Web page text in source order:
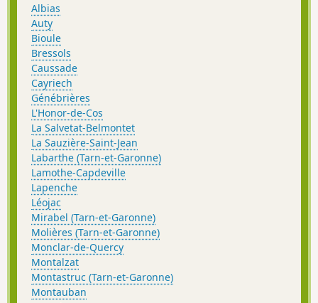
Albias
Auty
Bioule
Bressols
Caussade
Cayriech
Génébrières
L'Honor-de-Cos
La Salvetat-Belmontet
La Sauzière-Saint-Jean
Labarthe (Tarn-et-Garonne)
Lamothe-Capdeville
Lapenche
Léojac
Mirabel (Tarn-et-Garonne)
Molières (Tarn-et-Garonne)
Monclar-de-Quercy
Montalzat
Montastruc (Tarn-et-Garonne)
Montauban